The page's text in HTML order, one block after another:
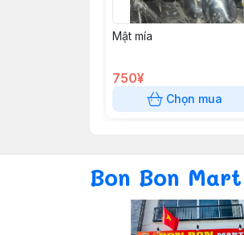
Mật mía
750¥
Chọn mua
Bon Bon Mart